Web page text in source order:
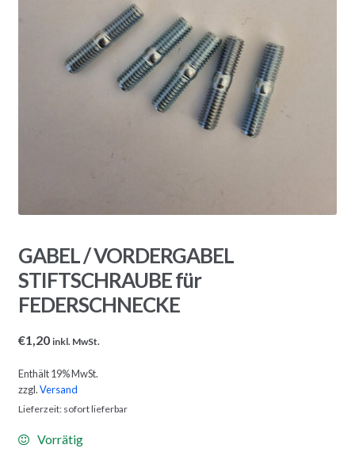
GABEL / VORDERGABEL
STIFTSCHRAUBE für
FEDERSCHNECKE
€1,20 inkl. MwSt.
Enthält 19% MwSt.
zzgl.Versand
Lieferzeit: sofort lieferbar
Vorrätig